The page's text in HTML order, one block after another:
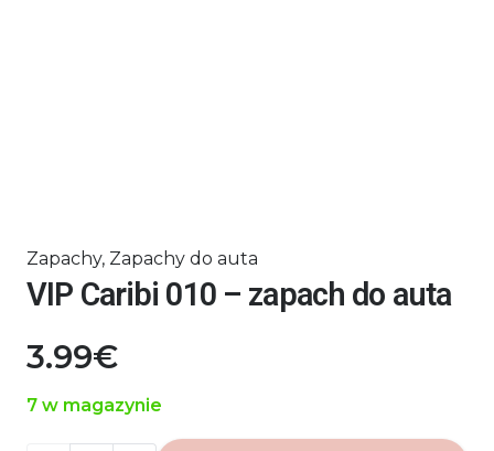
Zapachy, Zapachy do auta
VIP Caribi 010 – zapach do auta
3.99€
7 w magazynie